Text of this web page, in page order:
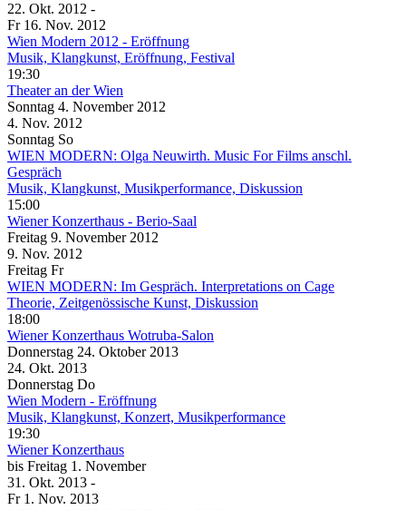
22. Okt. 2012 -
Fr 16. Nov. 2012
Wien Modern 2012 - Eröffnung
Musik, Klangkunst, Eröffnung, Festival
19:30
Theater an der Wien
Sonntag 4. November 2012
4. Nov. 2012
Sonntag So
WIEN MODERN: Olga Neuwirth. Music For Films anschl.
Gespräch
Musik, Klangkunst, Musikperformance, Diskussion
15:00
Wiener Konzerthaus - Berio-Saal
Freitag 9. November 2012
9. Nov. 2012
Freitag Fr
WIEN MODERN: Im Gespräch. Interpretations on Cage
Theorie, Zeitgenössische Kunst, Diskussion
18:00
Wiener Konzerthaus Wotruba-Salon
Donnerstag 24. Oktober 2013
24. Okt. 2013
Donnerstag Do
Wien Modern - Eröffnung
Musik, Klangkunst, Konzert, Musikperformance
19:30
Wiener Konzerthaus
bis Freitag 1. November
31. Okt. 2013 -
Fr 1. Nov. 2013